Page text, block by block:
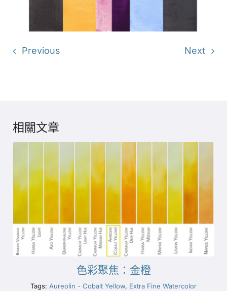
Previous Next
相關文章
色彩聚焦：金橙
Tags: Aureolin - Cobalt Yellow, Extra Fine Watercolor